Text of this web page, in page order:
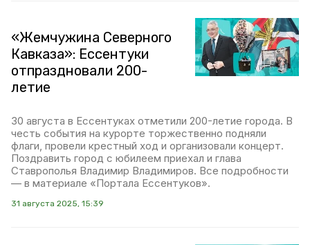
«Жемчужина Северного
Кавказа»: Ессентуки
отпраздновали 200-
летие
30 августа в Ессентуках отметили 200-летие города. В
честь события на курорте торжественно подняли
флаги, провели крестный ход и организовали концерт.
Поздравить город с юбилеем приехал и глава
Ставрополья Владимир Владимиров. Все подробности
— в материале «Портала Ессентуков».
31 августа 2025, 15:39